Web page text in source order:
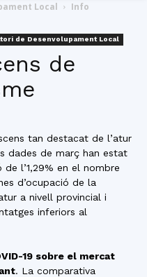
Local
Info
de Desenvolupament Local
de
tan destacat de l’atur
dades de març han estat
l’1,29% en el nombre
d’ocupació de la
a nivell provincial i
inferiors al
19 sobre el mercat
. La comparativa